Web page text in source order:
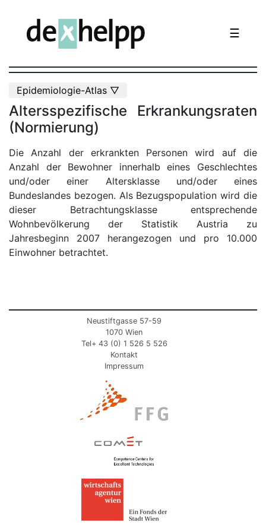
☰
Epidemiologie-Atlas ▽
Altersspezifische Erkrankungsraten
(Normierung)
Die Anzahl der erkrankten Personen wird auf die
Anzahl der Bewohner innerhalb eines Geschlechtes
und/oder einer Altersklasse und/oder eines
Bundeslandes bezogen. Als Bezugspopulation wird die
dieser Betrachtungsklasse entsprechende
Wohnbevölkerung der Statistik Austria zu
Jahresbeginn 2007 herangezogen und pro 10.000
Einwohner betrachtet.
Neustiftgasse 57-59
1070 Wien
Tel+ 43 (0) 1 526 5 526
Kontakt
Impressum